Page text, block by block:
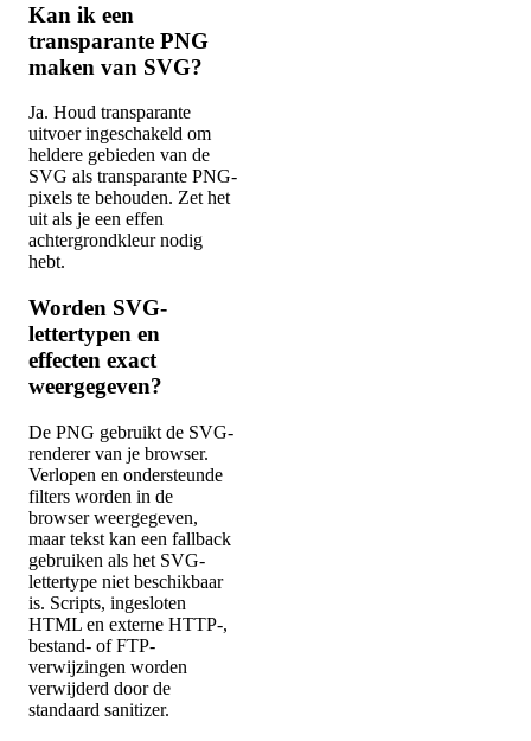
Kan ik een
transparante PNG
maken van SVG?
Ja. Houd transparante
uitvoer ingeschakeld om
heldere gebieden van de
SVG als transparante PNG-
pixels te behouden. Zet het
uit als je een effen
achtergrondkleur nodig
hebt.
Worden SVG-
lettertypen en
effecten exact
weergegeven?
De PNG gebruikt de SVG-
renderer van je browser.
Verlopen en ondersteunde
filters worden in de
browser weergegeven,
maar tekst kan een fallback
gebruiken als het SVG-
lettertype niet beschikbaar
is. Scripts, ingesloten
HTML en externe HTTP-,
bestand- of FTP-
verwijzingen worden
verwijderd door de
standaard sanitizer.